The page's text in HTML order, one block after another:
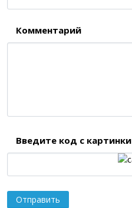
Комментарий
Введите код с картинки